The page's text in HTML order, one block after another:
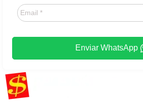
Enviar WhatsApp